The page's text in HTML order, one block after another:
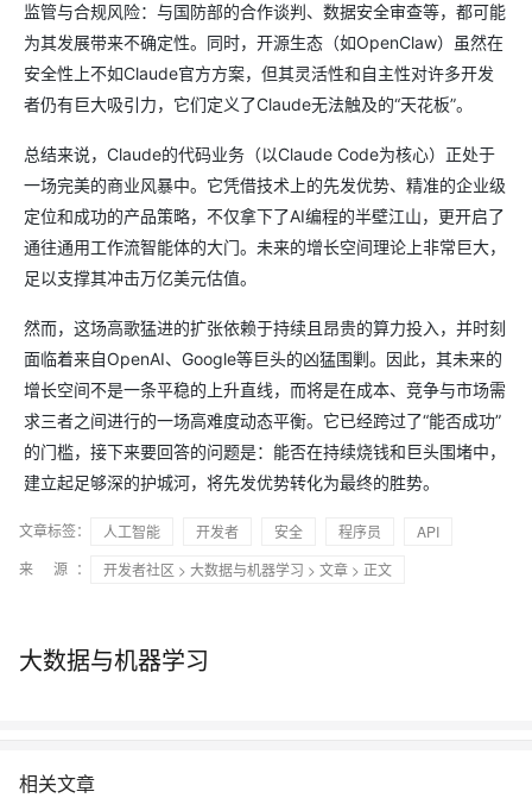
监管与合规风险：与国防部的合作谈判、数据安全审查等，都可能
为其发展带来不确定性。同时，开源生态（如OpenClaw）虽然在
安全性上不如Claude官方方案，但其灵活性和自主性对许多开发
者仍有巨大吸引力，它们定义了Claude无法触及的“天花板”。
总结来说，Claude的代码业务（以Claude Code为核心）正处于
一场完美的商业风暴中。它凭借技术上的先发优势、精准的企业级
定位和成功的产品策略，不仅拿下了AI编程的半壁江山，更开启了
通往通用工作流智能体的大门。未来的增长空间理论上非常巨大，
足以支撑其冲击万亿美元估值。
然而，这场高歌猛进的扩张依赖于持续且昂贵的算力投入，并时刻
面临着来自OpenAI、Google等巨头的凶猛围剿。因此，其未来的
增长空间不是一条平稳的上升直线，而将是在成本、竞争与市场需
求三者之间进行的一场高难度动态平衡。它已经跨过了“能否成功”
的门槛，接下来要回答的问题是：能否在持续烧钱和巨头围堵中，
建立起足够深的护城河，将先发优势转化为最终的胜势。
文章标签： 人工智能 开发者 安全 程序员
API
来 源：
开发者社区 > 大数据与机器学习 > 文章 > 正文
大数据与机器学习
相关文章